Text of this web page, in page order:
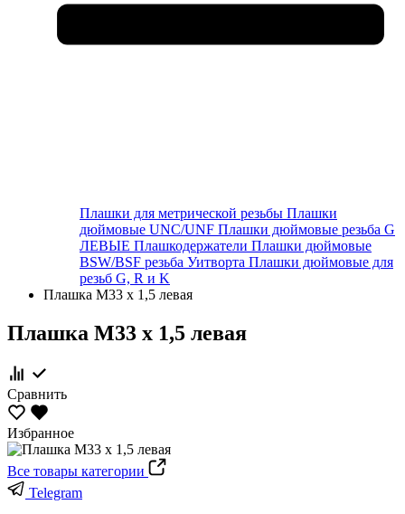
Плашки для метрической резьбы Плашки
дюймовые UNC/UNF Плашки дюймовые резьба G
ЛЕВЫЕ Плашкодержатели Плашки дюймовые
BSW/BSF резьба Уитворта Плашки дюймовые для
резьб G, R и K
Плашка М33 х 1,5 левая
Плашка М33 х 1,5 левая
Сравнить
Избранное
Все товары категории
Telegram